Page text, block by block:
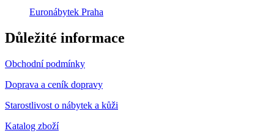
Euronábytek Praha
Důležité informace
Obchodní podmínky
Doprava a ceník dopravy
Starostlivost o nábytek a kůži
Katalog zboží